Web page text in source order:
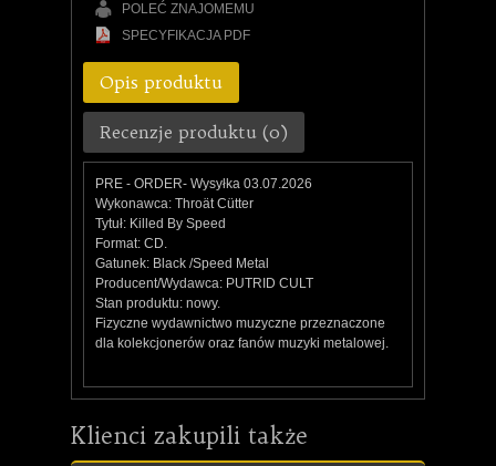
POLEĆ ZNAJOMEMU
SPECYFIKACJA PDF
Opis produktu
Recenzje produktu (0)
PRE - ORDER- Wysyłka 03.07.2026
Wykonawca: Throät Cütter
Tytuł: Killed By Speed
Format: CD.
Gatunek: Black /Speed Metal
Producent/Wydawca: PUTRID CULT
Stan produktu: nowy.
Fizyczne wydawnictwo muzyczne przeznaczone
dla kolekcjonerów oraz fanów muzyki metalowej.
Klienci zakupili także